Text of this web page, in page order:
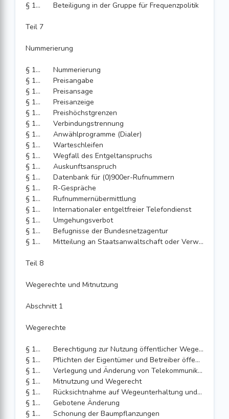
§ 107
Beteiligung in der Gruppe für Frequenzpolitik
Teil 7
Nummerierung
§ 108
Nummerierung
§ 109
Preisangabe
§ 110
Preisansage
§ 111
Preisanzeige
§ 112
Preishöchstgrenzen
§ 113
Verbindungstrennung
§ 114
Anwählprogramme (Dialer)
§ 115
Warteschleifen
§ 116
Wegfall des Entgeltanspruchs
§ 117
Auskunftsanspruch
§ 118
Datenbank für (0)900er-Rufnummern
§ 119
R-Gespräche
§ 120
Rufnummernübermittlung
§ 121
Internationaler entgeltfreier Telefondienst
§ 122
Umgehungsverbot
§ 123
Befugnisse der Bundesnetzagentur
§ 124
Mitteilung an Staatsanwaltschaft oder Verwaltungsbehörde
Teil 8
Wegerechte und Mitnutzung
Abschnitt 1
Wegerechte
§ 125
Berechtigung zur Nutzung öffentlicher Wege und ihre Übertragung
§ 126
Pflichten der Eigentümer und Betreiber öffentlicher Telekommunikationsnetze oder öffentlichen Zwecken dienender Telekommunikationslinien
§ 127
Verlegung und Änderung von Telekommunikationslinien
§ 128
Mitnutzung und Wegerecht
§ 129
Rücksichtnahme auf Wegeunterhaltung und Widmungszweck
§ 130
Gebotene Änderung
§ 131
Schonung der Baumpflanzungen